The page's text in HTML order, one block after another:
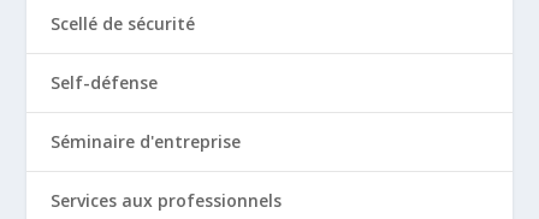
Scellé de sécurité
Self-défense
Séminaire d'entreprise
Services aux professionnels